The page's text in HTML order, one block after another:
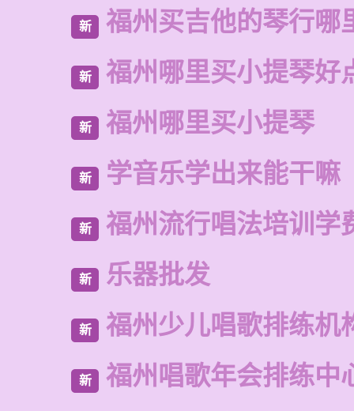
新 福州买吉他的琴行哪
新 福州哪里买小提琴好
新 福州哪里买小提琴
新 学音乐学出来能干嘛
新 福州流行唱法培训学
新 乐器批发
新 福州少儿唱歌排练机
新 福州唱歌年会排练中